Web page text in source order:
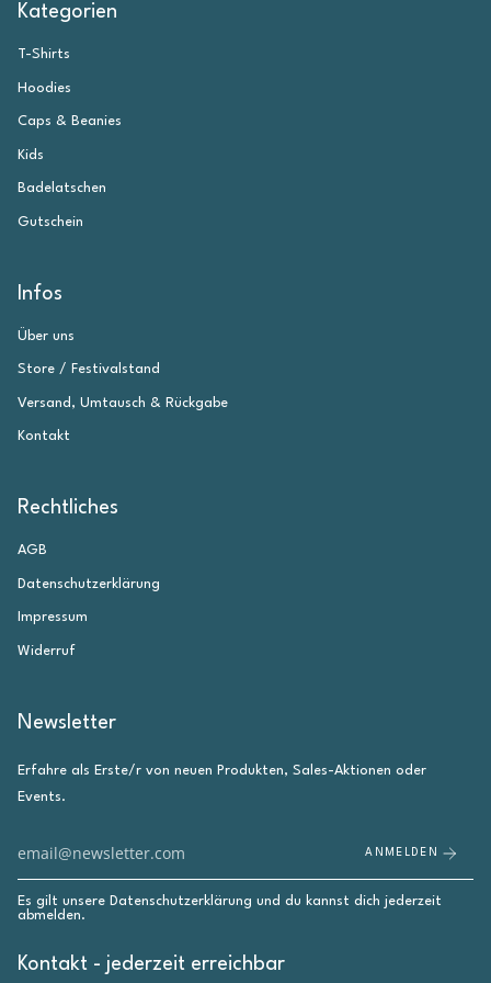
Kategorien
T-Shirts
Hoodies
Caps & Beanies
Kids
Badelatschen
Gutschein
Infos
Über uns
Store / Festivalstand
Versand, Umtausch & Rückgabe
Kontakt
Rechtliches
AGB
Datenschutzerklärung
Impressum
Widerruf
Newsletter
Erfahre als Erste/r von neuen Produkten, Sales-Aktionen oder
Events.
ANMELDEN
Es gilt unsere Datenschutzerklärung und du kannst dich jederzeit
abmelden.
Kontakt - jederzeit erreichbar